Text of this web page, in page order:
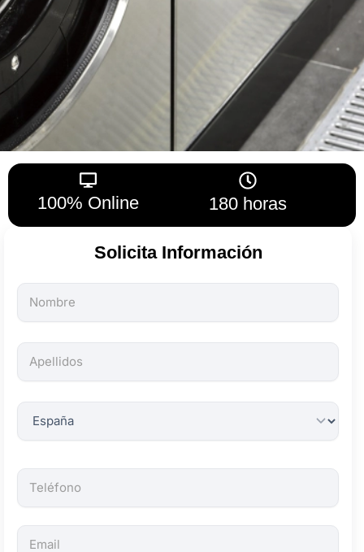
100% Online 180 horas
Solicita Información
Todos
los
son
obligatorios.